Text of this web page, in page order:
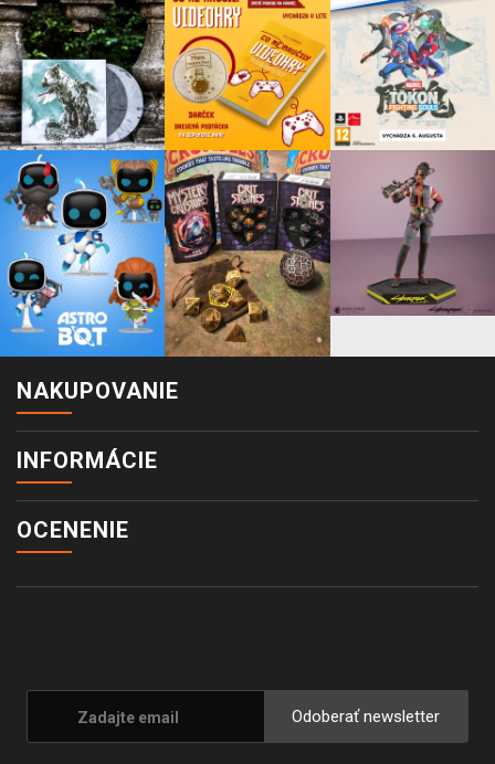
NAKUPOVANIE
INFORMÁCIE
OCENENIE
Odoberať newsletter